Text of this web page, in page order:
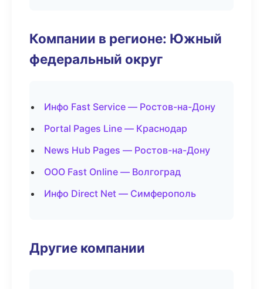
Компании в регионе: Южный
федеральный округ
Инфо Fast Service — Ростов-на-Дону
Portal Pages Line — Краснодар
News Hub Pages — Ростов-на-Дону
ООО Fast Online — Волгоград
Инфо Direct Net — Симферополь
Другие компании